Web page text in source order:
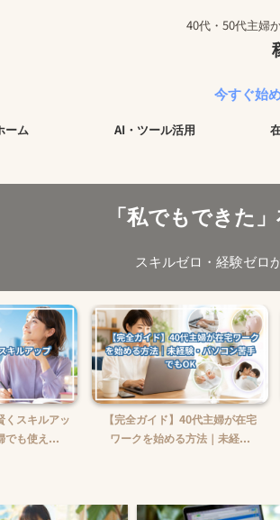
40代・50代主婦
今すぐ始められる実践的
ーム AI・ツール活用
「私でもできた
スキルゼロ・経験ゼロ
くスキルアッ
でも使え...
【完全ガイド】40代主婦が在宅
ワークを始める方法｜未経...